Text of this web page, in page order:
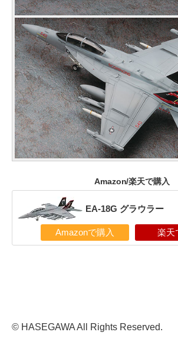
Amazon/楽天で購入
EA-18G グラウラー
Amazonで購入 楽天
© HASEGAWA All Rights Reserved.